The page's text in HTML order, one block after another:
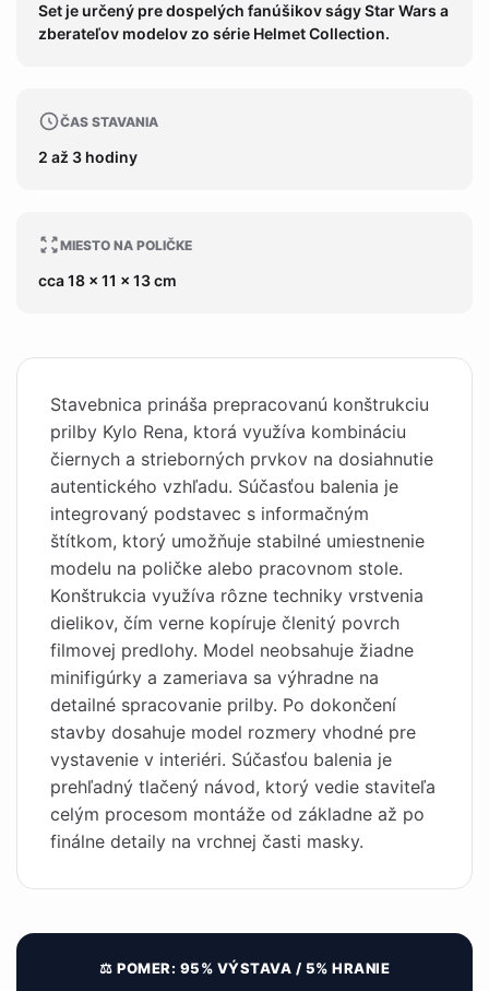
Set je určený pre dospelých fanúšikov ságy Star Wars a
zberateľov modelov zo série Helmet Collection.
ČAS STAVANIA
2 až 3 hodiny
MIESTO NA POLIČKE
cca 18 x 11 x 13 cm
Stavebnica prináša prepracovanú konštrukciu
prilby Kylo Rena, ktorá využíva kombináciu
čiernych a strieborných prvkov na dosiahnutie
autentického vzhľadu. Súčasťou balenia je
integrovaný podstavec s informačným
štítkom, ktorý umožňuje stabilné umiestnenie
modelu na poličke alebo pracovnom stole.
Konštrukcia využíva rôzne techniky vrstvenia
dielikov, čím verne kopíruje členitý povrch
filmovej predlohy. Model neobsahuje žiadne
minifigúrky a zameriava sa výhradne na
detailné spracovanie prilby. Po dokončení
stavby dosahuje model rozmery vhodné pre
vystavenie v interiéri. Súčasťou balenia je
prehľadný tlačený návod, ktorý vedie staviteľa
celým procesom montáže od základne až po
finálne detaily na vrchnej časti masky.
⚖️ POMER: 95% VÝSTAVA / 5% HRANIE